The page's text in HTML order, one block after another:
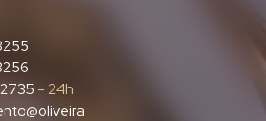
2735 – 24h